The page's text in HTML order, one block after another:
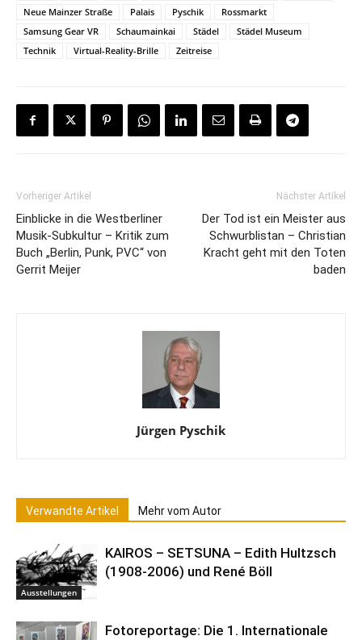
Neue Mainzer Straße
Palais Pyschik
Rossmarkt
Samsung Gear VR
Schaumainkai Städel
Städel Museum
Technik
Virtual-Reality-Brille Zeitreise
Vorheriger Artikel
Einblicke in die Westberliner
Musik-Subkultur – Kritik zum
Buch „Berlin, Punk, PVC“ von
Gerrit Meijer
Nächster Artikel
Der Tod ist ein Meister aus
Schwurblistan – Christian
Kracht geht mit den Toten
baden
Jürgen Pyschik
Verwandte Artikel Mehr vom Autor
Ausstellungen
KAIROS – SETSUNA – Edith Hultzsch
(1908-2006) und René Böll
Fotoreportage: Die 1. Internationale